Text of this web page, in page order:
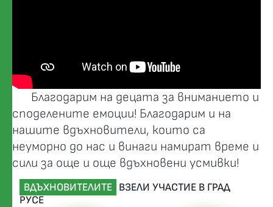
Благодарим на децата за вниманието и
споделените емоции! Благодарим и на
нашите вдъхновители, които са
неуморно до нас и винаги намират време и
сили за още и още вдъхновени усмивки!
ВДЪХНОВИТЕЛИТЕ ВЗЕЛИ УЧАСТИЕ В ГРАД
РУСЕ